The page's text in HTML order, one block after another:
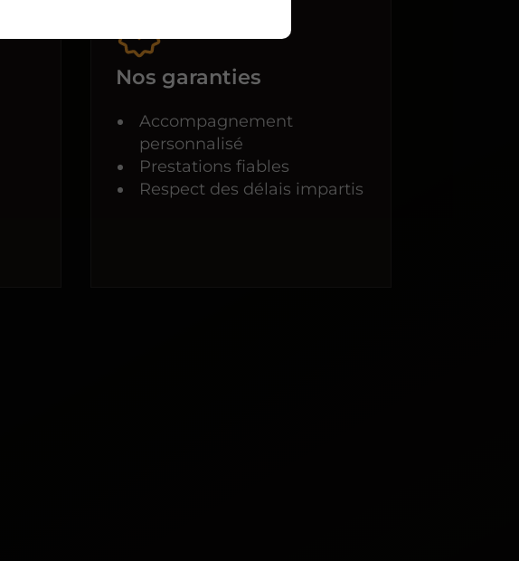
Nos garanties
Accompagnement
personnalisé
Prestations fiables
Respect des délais impartis